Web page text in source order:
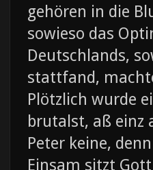
gehören in die
sowieso das
Deutschlands,
stattfand,
Plötzlich wurde
brutalst, aß einz
Peter keine,
Einsam sitzt